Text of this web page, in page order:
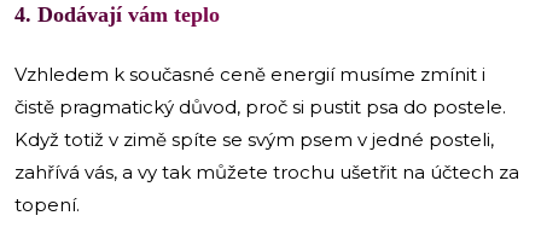
4. Dodávají vám teplo
Vzhledem k současné ceně energií musíme zmínit i
čistě pragmatický důvod, proč si pustit psa do postele.
Když totiž v zimě spíte se svým psem v jedné posteli,
zahřívá vás, a vy tak můžete trochu ušetřit na účtech za
topení.